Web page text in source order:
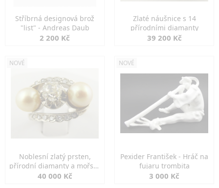
Stříbrná designová brož
"list" - Andreas Daub
2 200 Kč
Zlaté náušnice s 14
přírodními diamanty
39 200 Kč
NOVÉ
Noblesní zlatý prsten,
přírodní diamanty a mořské
perly
40 000 Kč
NOVÉ
Pexider František - Hráč na
fujaru trombita
3 000 Kč